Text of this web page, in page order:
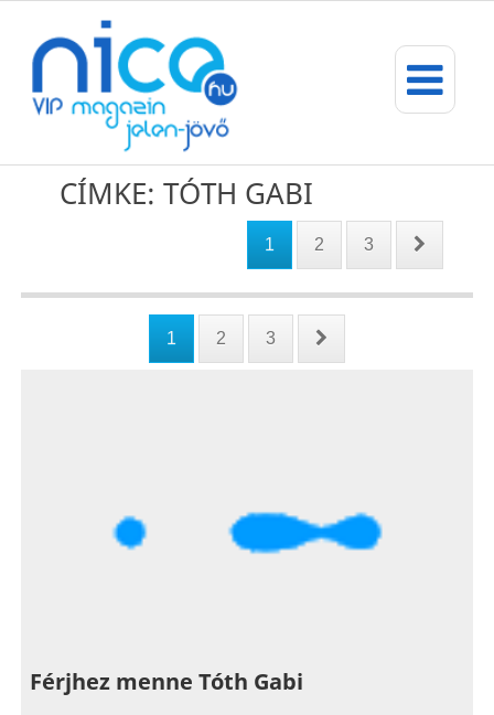
CÍMKE: TÓTH GABI
1 2 3
1 2 3
Férjhez menne Tóth Gabi